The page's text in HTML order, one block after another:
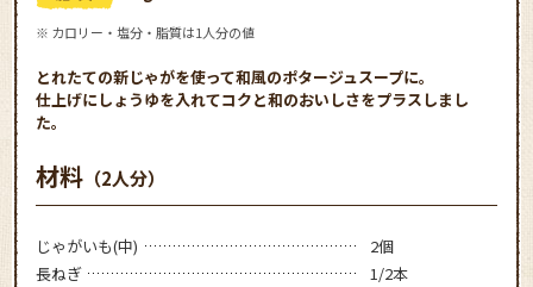
※ カロリー・塩分・脂質は1人分の値
とれたての新じゃがを使って和風のポタージュスープに。
仕上げにしょうゆを入れてコクと和のおいしさをプラスしまし
た。
材料 （2人分）
じゃがいも(中)
2個
長ねぎ
1/2本